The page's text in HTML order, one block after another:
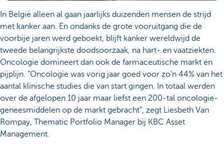
In België alleen al gaan jaarlijks duizenden mensen de strijd
met kanker aan. En ondanks de grote vooruitgang die de
voorbije jaren werd geboekt, blijft kanker wereldwijd de
tweede belangrijkste doodsoorzaak, na hart- en vaatziekten.
Oncologie domineert dan ook de farmaceutische markt en
pijplijn. “Oncologie was vorig jaar goed voor zo’n 44% van het
aantal klinische studies die van start gingen. In totaal werden
over de afgelopen 10 jaar maar liefst een 200-tal oncologie-
geneesmiddelen op de markt gebracht”, zegt Liesbeth Van
Rompay, Thematic Portfolio Manager bij KBC Asset
Management.